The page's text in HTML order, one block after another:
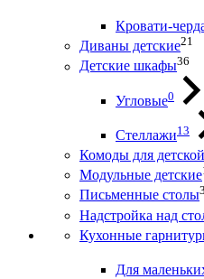
Кровати-
Диваны детские21
Детские шкафы36
Угловые0
Стеллажи13
Комоды для детской
Модульные детские
Письменные столы
Надстройка над
Кухонные
Для